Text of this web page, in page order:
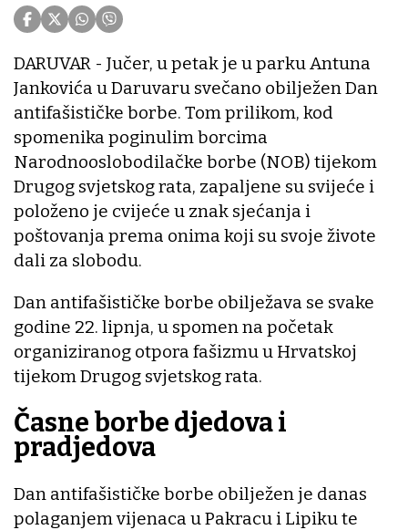
DARUVAR - Jučer, u petak je u parku Antuna
Jankovića u Daruvaru svečano obilježen Dan
antifašističke borbe. Tom prilikom, kod
spomenika poginulim borcima
Narodnooslobodilačke borbe (NOB) tijekom
Drugog svjetskog rata, zapaljene su svijeće i
položeno je cvijeće u znak sjećanja i
poštovanja prema onima koji su svoje živote
dali za slobodu.
Dan antifašističke borbe obilježava se svake
godine 22. lipnja, u spomen na početak
organiziranog otpora fašizmu u Hrvatskoj
tijekom Drugog svjetskog rata.
Časne borbe djedova i
pradjedova
Dan antifašističke borbe obilježen je danas
polaganjem vijenaca u Pakracu i Lipiku te